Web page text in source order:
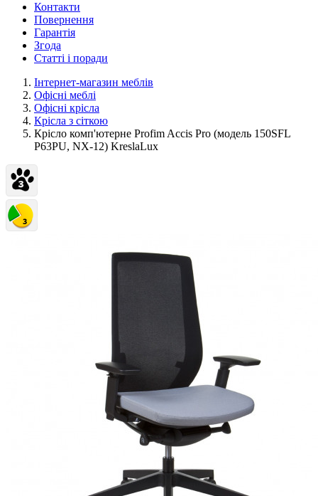
Контакти
Повернення
Гарантія
Згода
Статті і поради
Інтернет-магазин меблів
Офісні меблі
Офісні крісла
Крісла з сіткою
Крісло комп'ютерне Profim Accis Pro (модель 150SFL
P63PU, NX-12) KreslaLux